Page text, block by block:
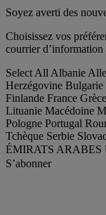
Soyez averti des
Choisissez vos
courrier d’information
Select All Albanie
Herzégovine Bulgarie
Finlande France Grèce
Lituanie Macédoine
Pologne Portugal
Tchèque Serbie
ÉMIRATS ARABES
S’abonner